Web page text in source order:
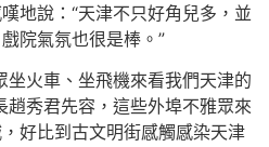
地說：“天津不只好角兒多，並
院氣氛也很是棒。”
坐火車、坐飛機來看我們天津的
趙秀君先容，這些外埠不雅眾來
好比到古文明街感觸感染天津